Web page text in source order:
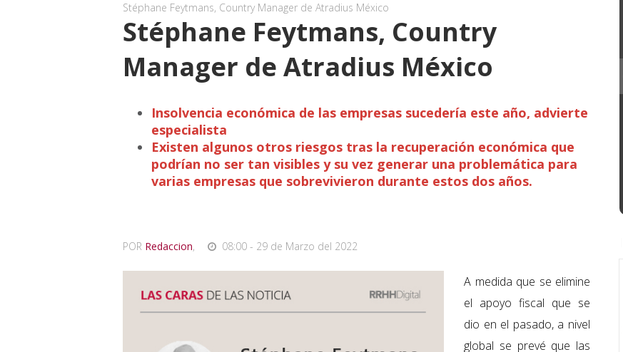
Stéphane Feytmans, Country Manager de Atradius México
Stéphane Feytmans, Country
Manager de Atradius México
Insolvencia económica de las empresas sucedería este año, advierte
especialista
Existen algunos otros riesgos tras la recuperación económica que
podrían no ser tan visibles y su vez generar una problemática para
varias empresas que sobrevivieron durante estos dos años.
POR Redaccion, 08:00 - 29 de Marzo del 2022
A medida que se elimine
el apoyo fiscal que se
dio en el pasado, a nivel
global se prevé que las